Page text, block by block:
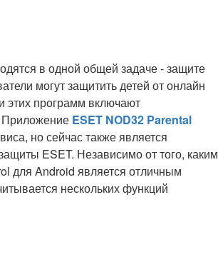
в одной общей задаче - защите
могут защитить детей от онлайн
этих программ включают
ESET NOD32 Parental
но сейчас также является
ESET. Независимо от того, каким
для Android является отличным
нескольких функций